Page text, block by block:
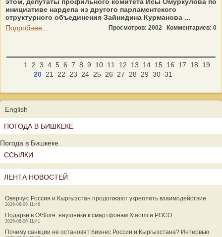
инициативе нардепа из другого парламентского
структурного объединения Зайнидина Курманова ...
Подробнее...
Просмотров: 2002 Комментариев: 0
1 2 3 4 5 6 7 8 9 10 11 12 13 14 15 16 17 18
19
20 21 22 23 24 25 26 27 28 29 30 31
English
ПОГОДА В БИШКЕКЕ
Погода в Бишкеке
ССЫЛКИ
ЛЕНТА НОВОСТЕЙ
Оверчук: Россия и Кыргызстан продолжают укреплять взаимодействие
2026-08-06 11:48
Подарки в O!Store: наушники к смартфонам Xiaomi и POCO
2026-08-06 11:41
Почему санкции не остановят бизнес России и Кыргызстана? Интервью